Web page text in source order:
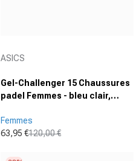
ASICS
Gel-Challenger 15 Chaussures
padel Femmes - bleu clair,
Femmes
Prix promotionnel
63,95 €
Prix normal
120,00 €